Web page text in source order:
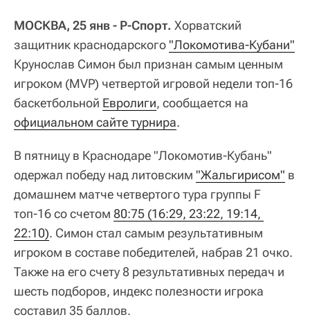
МОСКВА, 25 янв - Р-Спорт. Хорватский
защитник краснодарского"Локомотива-Кубани"
Крунослав Симон был признан самым ценным
игроком (MVP) четвертой игровой недели топ-16
баскетбольной Евролиги, сообщается на
официальном сайте турнира.
В пятницу в Краснодаре "Локомотив-Кубань"
одержал победу над литовским "Жальгирисом" в
домашнем матче четвертого тура группы F
топ-16 со счетом 80:75 (16:29, 23:22, 19:14,
22:10). Симон стал самым результативным
игроком в составе победителей, набрав 21 очко.
Также на его счету 8 результативных передач и
шесть подборов, индекс полезности игрока
составил 35 баллов.